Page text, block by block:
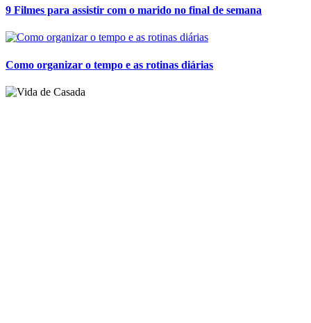
9 Filmes para assistir com o marido no final de semana
Como organizar o tempo e as rotinas diárias